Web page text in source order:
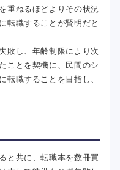
重ねるほどよりその状況
転職することが賢明だと
敗し、年齢制限により次
ことを契機に、民間のシ
転職することを目指し、
と共に、転職本を数冊買